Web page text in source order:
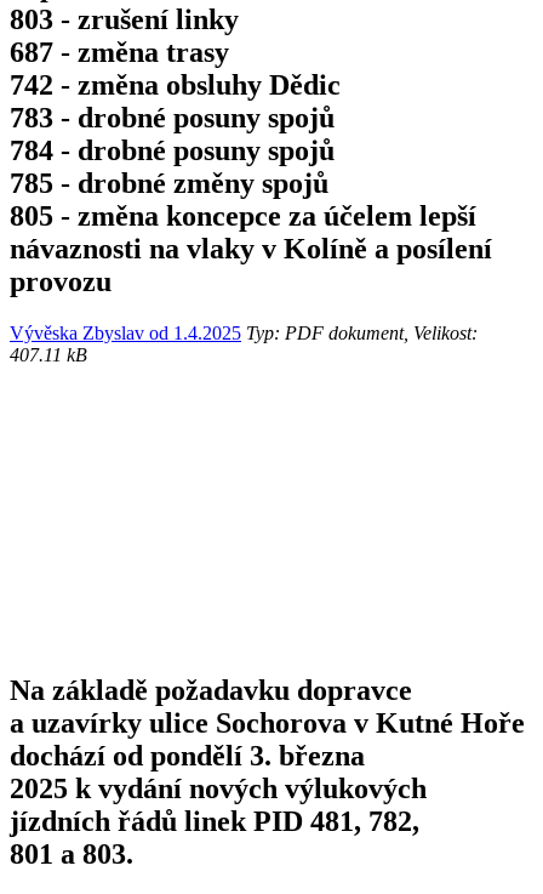
803 - zrušení linky
687 - změna trasy
742 - změna obsluhy Dědic
783 - drobné posuny spojů
784 - drobné posuny spojů
785 - drobné změny spojů
805 - změna koncepce za účelem lepší
návaznosti na vlaky v Kolíně a posílení
provozu
Vývěska Zbyslav od 1.4.2025 Typ: PDF dokument, Velikost:
407.11 kB
Na základě požadavku dopravce
a uzavírky ulice Sochorova v Kutné Hoře
dochází od pondělí 3. března
2025 k vydání nových výlukových
jízdních řádů linek PID 481, 782,
801 a 803.